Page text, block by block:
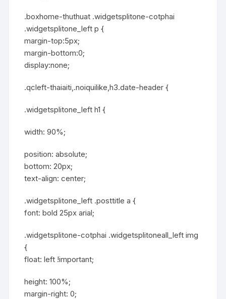
.boxhome-thuthuat .widgetsplitone-cotphai
.widgetsplitone_left p {
margin-top:5px;
margin-bottom:0;
display:none;
.qcleft-thaiaiti,.noiquilike,h3.date-header {
.widgetsplitone_left h1 {
width: 90%;
position: absolute;
bottom: 20px;
text-align: center;
.widgetsplitone_left .posttitle a {
font: bold 25px arial;
.widgetsplitone-cotphai .widgetsplitoneall_left img
{
float: left !important;
height: 100%;
margin-right: 0;